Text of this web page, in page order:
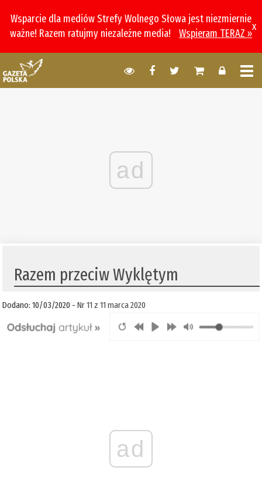
Wsparcie dla mediów Strefy Wolnego Słowa jest niezmiernie
ważne! Razem ratujmy niezależne media!
Wspieram TERAZ »
x
ad
Razem przeciw Wyklętym
Dodano: 10/03/2020 -Nr 11 z 11 marca 2020
ad